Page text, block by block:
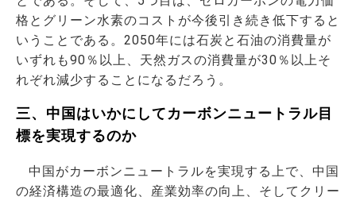
格とグリーン水素のコストが今後引き続き低下すると
いうことである。2050年には石炭と石油の消費量が
いずれも90％以上、天然ガスの消費量が30％以上そ
れぞれ減少することになるだろう。
三、中国はいかにしてカーボンニュートラル目
標を実現するのか
中国がカーボンニュートラルを実現する上で、中国
の経済構造の最適化、産業効率の向上、そしてクリー